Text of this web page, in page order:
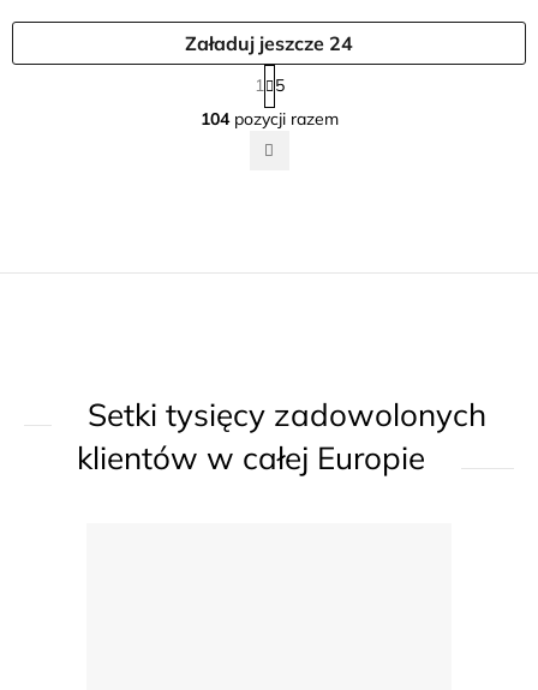
K
o
t
Załaduj jeszcze 24
P
a
g
i
1 5
104pozycji razem
Setki tysięcy zadowolonych
klientów w całej Europie